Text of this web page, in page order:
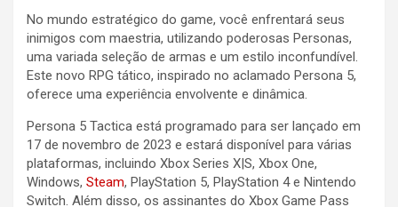
No mundo estratégico do game, você enfrentará seus
inimigos com maestria, utilizando poderosas Personas,
uma variada seleção de armas e um estilo inconfundível.
Este novo RPG tático, inspirado no aclamado Persona 5,
oferece uma experiência envolvente e dinâmica.
Persona 5 Tactica está programado para ser lançado em
17 de novembro de 2023 e estará disponível para várias
plataformas, incluindo Xbox Series X|S, Xbox One,
Windows, Steam, PlayStation 5, PlayStation 4 e Nintendo
Switch. Além disso, os assinantes do Xbox Game Pass